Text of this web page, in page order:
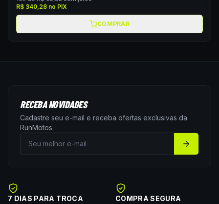
R$ 340,28 no PIX
COMPRAR
RECEBA NOVIDADES
Cadastre seu e-mail e receba ofertas exclusivas da
RunMotos.
7 DIAS PARA TROCA COMPRA SEGURA